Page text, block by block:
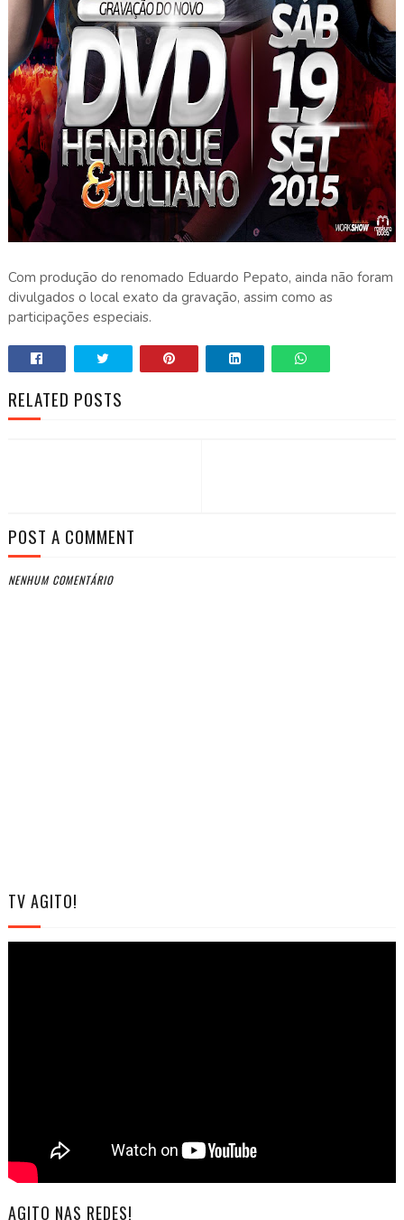
Com produção do renomado Eduardo Pepato, ainda não foram
divulgados o local exato da gravação, assim como as
participações especiais.
RELATED POSTS
POST A COMMENT
NENHUM COMENTÁRIO
TV AGITO!
AGITO NAS REDES!